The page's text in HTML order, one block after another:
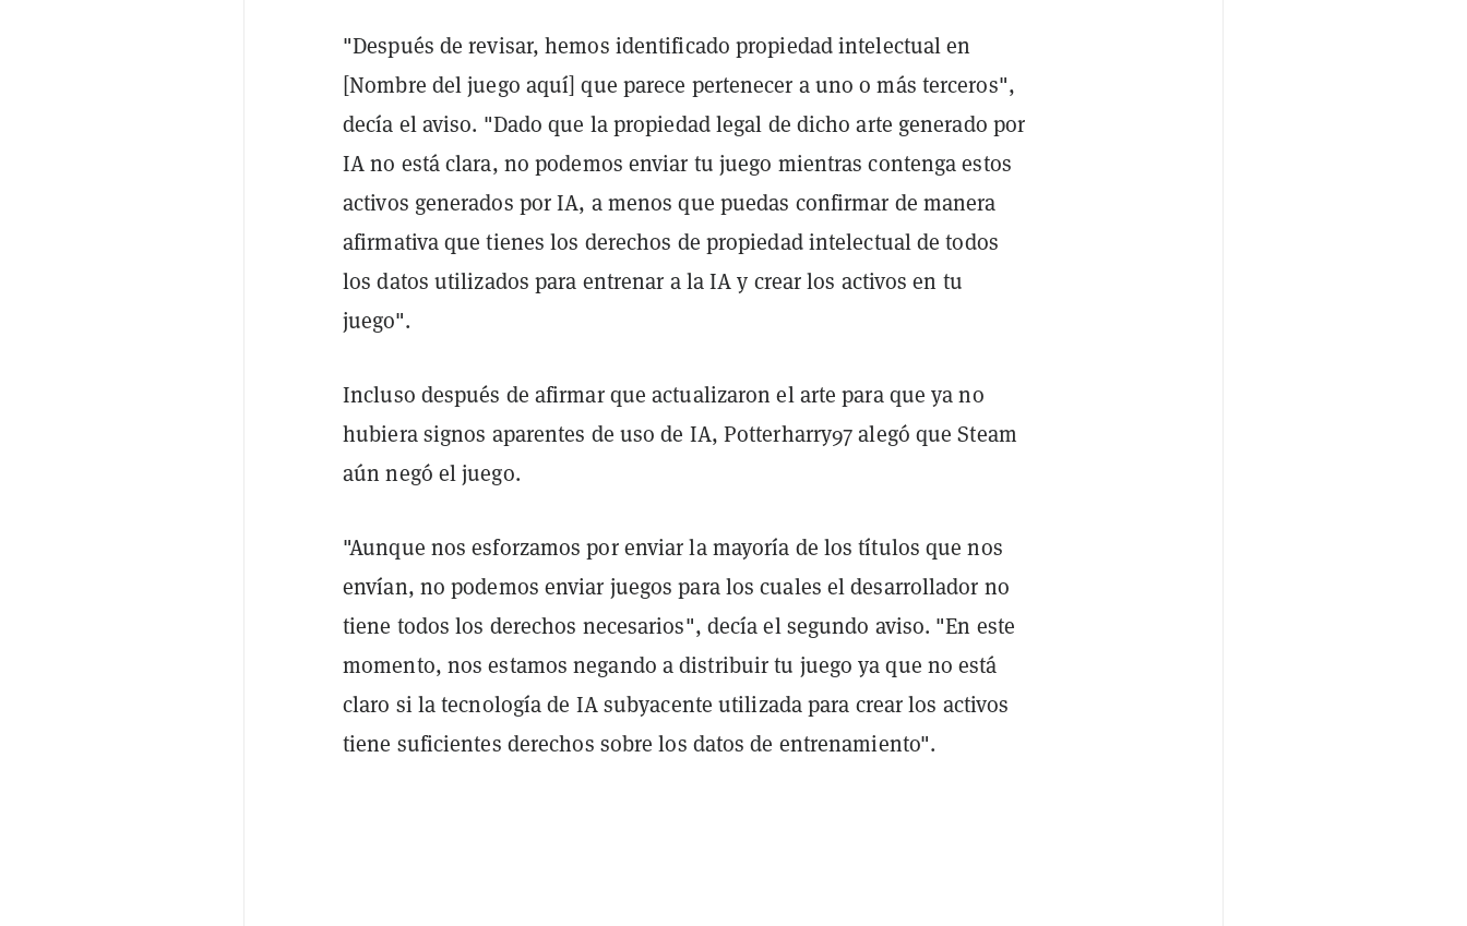
"Después de revisar, hemos identificado propiedad intelectual en
[Nombre del juego aquí] que parece pertenecer a uno o más terceros",
decía el aviso. "Dado que la propiedad legal de dicho arte generado por
IA no está clara, no podemos enviar tu juego mientras contenga estos
activos generados por IA, a menos que puedas confirmar de manera
afirmativa que tienes los derechos de propiedad intelectual de todos
los datos utilizados para entrenar a la IA y crear los activos en tu
juego".
Incluso después de afirmar que actualizaron el arte para que ya no
hubiera signos aparentes de uso de IA, Potterharry97 alegó que Steam
aún negó el juego.
"Aunque nos esforzamos por enviar la mayoría de los títulos que nos
envían, no podemos enviar juegos para los cuales el desarrollador no
tiene todos los derechos necesarios", decía el segundo aviso. "En este
momento, nos estamos negando a distribuir tu juego ya que no está
claro si la tecnología de IA subyacente utilizada para crear los activos
tiene suficientes derechos sobre los datos de entrenamiento".